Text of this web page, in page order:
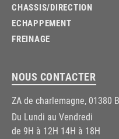
CHASSIS/DIRECTION
ECHAPPEMENT
FREINAGE
NOUS CONTACTER
ZA de charlemagne, 01380
Du Lundi au Vendredi
de 9H à 12H 14H à 18H